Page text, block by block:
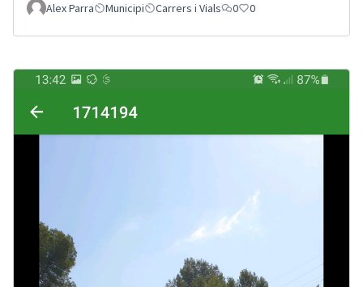
Alex Parra Municipi Carrers i Vials 0 0